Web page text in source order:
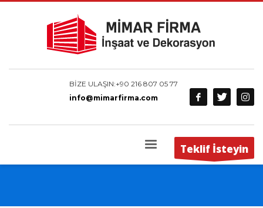
BİZE ULAŞIN:+90 216 807 05 77
info@mimarfirma.com
Teklif İsteyin